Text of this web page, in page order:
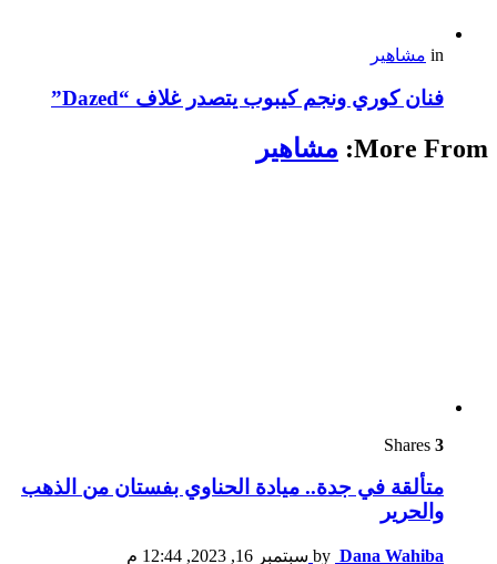
in مشاهير
فنان كوري ونجم كيبوب يتصدر غلاف “Dazed”
More From: مشاهير
3
متألقة في جدة.. ميادة الحناوي بفستان من الذهب
والحرير
by Dana Wahiba سبتمبر 16, 2023, 12:44 م